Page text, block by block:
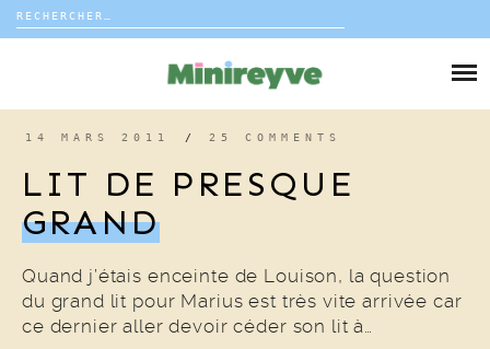
Rechercher :
COUP DE COEUR
14 MARS 2011 / 25 COMMENTS
LIT DE PRESQUE
GRAND
Quand j’étais enceinte de Louison, la question
du grand lit pour Marius est très vite arrivée car
ce dernier aller devoir céder son lit à…